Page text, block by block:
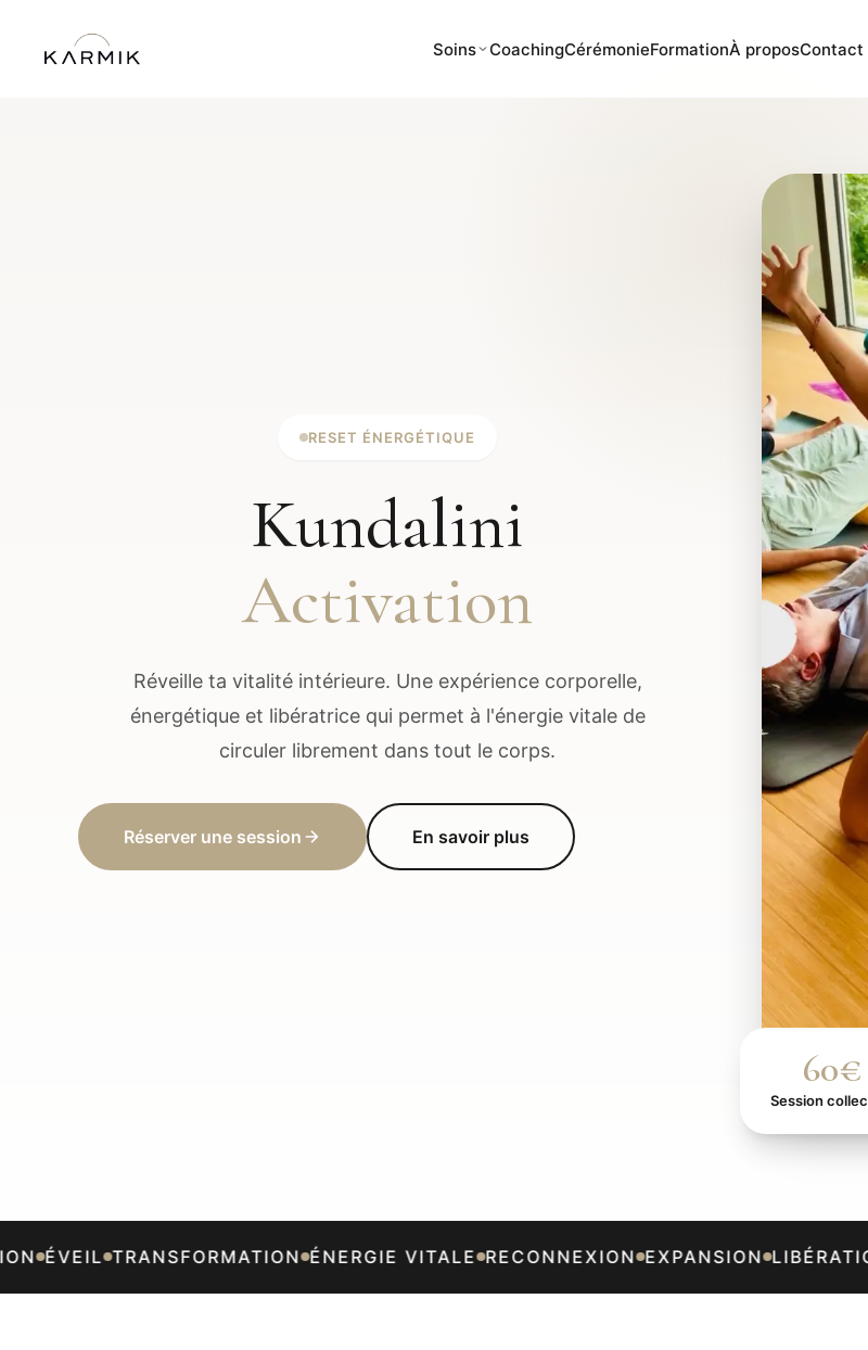
Soins CoachingCérémonieFormationÀ proposContact
RESET ÉNERGÉTIQUE
Kundalini
Activation
Réveille ta vitalité intérieure. Une expérience corporelle,
énergétique et libératrice qui permet à l'énergie vitale de
circuler librement dans tout le corps.
Réserver une session En savoir plus
60€
Session
ÉVEIL TRANSFORMATION ÉNERGIE VITALE RECONNEXION EXPANSION